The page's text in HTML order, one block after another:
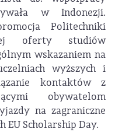
w Indonezji.
Politechniki
oferty studiów
wskazaniem na
wyższych i
kontaktów z
obywatelom
na zagraniczne
EU Scholarship Day.